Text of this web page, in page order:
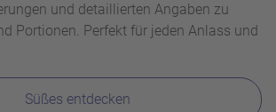
und detaillierten Angaben zu
Portionen. Perfekt für jeden Anlass und
Süßes entdecken